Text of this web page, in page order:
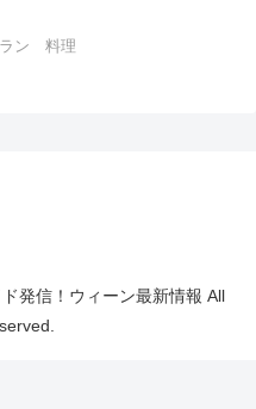
ラン 料理
発信！ウィーン最新情報 All